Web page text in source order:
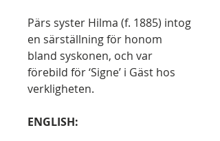
Pärs syster Hilma (f. 1885) intog
en särställning för honom
bland syskonen, och var
förebild för ‘Signe’ i Gäst hos
verkligheten.
ENGLISH: